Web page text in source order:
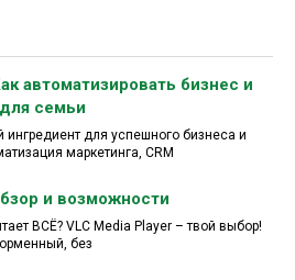
автоматизировать бизнес и
семьи
ингредиент для успешного бизнеса и
маркетинга, CRM
и возможности
ВСЁ? VLC Media Player – твой выбор!
без